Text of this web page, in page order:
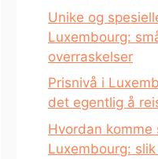
Unike og
Luxembourg:
overraskelser
Prisnivå i
det egentlig å
Hvordan komme
Luxembourg: